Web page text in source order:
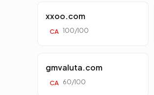
xxoo.com
CA 100/100
gmvaluta.com
CA 60/100